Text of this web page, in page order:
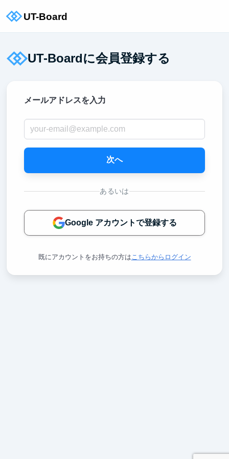
UT-Boardに会員登録する
メールアドレスを入力
次へ
あるいは
Google アカウントで登録する
既にアカウントをお持ちの方は こちらからログイン